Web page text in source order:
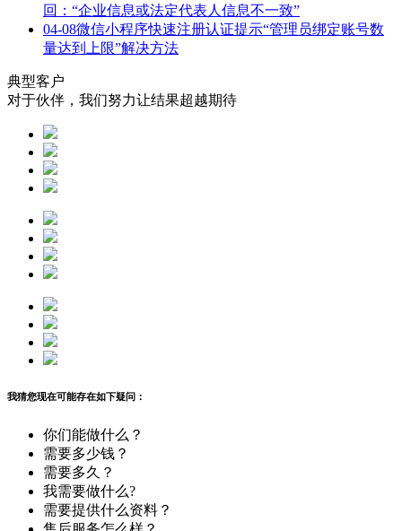
回：“企业信息或法定代表人信息不一致”
04-08微信小程序快速注册认证提示“管理员绑定账号数
量达到上限”解决方法
典型客户
对于伙伴，我们努力让结果超越期待
我猜您现在可能存在如下疑问：
你们能做什么？
需要多少钱？
需要多久？
我需要做什么?
需要提供什么资料？